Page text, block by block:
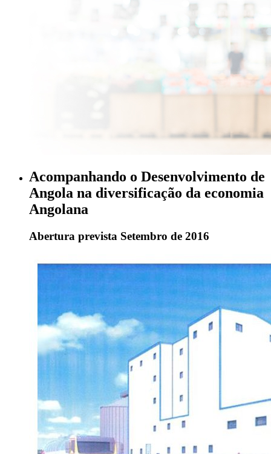
Acompanhando o Desenvolvimento de
Angola na diversificação da economia
Angolana
Abertura prevista Setembro de 2016